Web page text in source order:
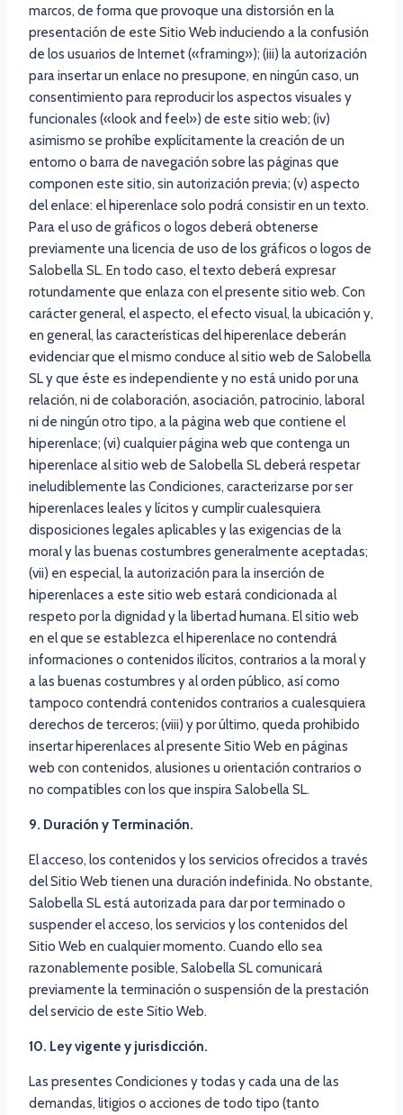
marcos, de forma que provoque una distorsión en la
presentación de este Sitio Web induciendo a la confusión
de los usuarios de Internet («framing»); (iii) la autorización
para insertar un enlace no presupone, en ningún caso, un
consentimiento para reproducir los aspectos visuales y
funcionales («look and feel») de este sitio web; (iv)
asimismo se prohíbe explícitamente la creación de un
entorno o barra de navegación sobre las páginas que
componen este sitio, sin autorización previa; (v) aspecto
del enlace: el hiperenlace solo podrá consistir en un texto.
Para el uso de gráficos o logos deberá obtenerse
previamente una licencia de uso de los gráficos o logos de
Salobella SL. En todo caso, el texto deberá expresar
rotundamente que enlaza con el presente sitio web. Con
carácter general, el aspecto, el efecto visual, la ubicación y,
en general, las características del hiperenlace deberán
evidenciar que el mismo conduce al sitio web de Salobella
SL y que éste es independiente y no está unido por una
relación, ni de colaboración, asociación, patrocinio, laboral
ni de ningún otro tipo, a la página web que contiene el
hiperenlace; (vi) cualquier página web que contenga un
hiperenlace al sitio web de Salobella SL deberá respetar
ineludiblemente las Condiciones, caracterizarse por ser
hiperenlaces leales y lícitos y cumplir cualesquiera
disposiciones legales aplicables y las exigencias de la
moral y las buenas costumbres generalmente aceptadas;
(vii) en especial, la autorización para la inserción de
hiperenlaces a este sitio web estará condicionada al
respeto por la dignidad y la libertad humana. El sitio web
en el que se establezca el hiperenlace no contendrá
informaciones o contenidos ilícitos, contrarios a la moral y
a las buenas costumbres y al orden público, así como
tampoco contendrá contenidos contrarios a cualesquiera
derechos de terceros; (viii) y por último, queda prohibido
insertar hiperenlaces al presente Sitio Web en páginas
web con contenidos, alusiones u orientación contrarios o
no compatibles con los que inspira Salobella SL.
9. Duración y Terminación.
El acceso, los contenidos y los servicios ofrecidos a través
del Sitio Web tienen una duración indefinida. No obstante,
Salobella SL está autorizada para dar por terminado o
suspender el acceso, los servicios y los contenidos del
Sitio Web en cualquier momento. Cuando ello sea
razonablemente posible, Salobella SL comunicará
previamente la terminación o suspensión de la prestación
del servicio de este Sitio Web.
10. Ley vigente y jurisdicción.
Las presentes Condiciones y todas y cada una de las
demandas, litigios o acciones de todo tipo (tanto